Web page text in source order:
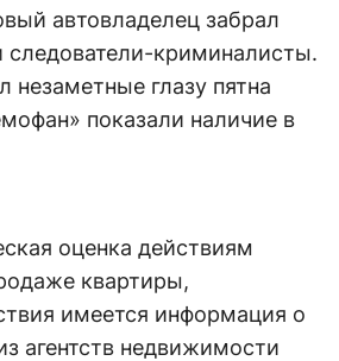
автовладелец забрал
следователи-криминалисты.
незаметные глазу пятна
показали наличие в
оценка действиям
квартиры,
имеется информация о
агентств недвижимости